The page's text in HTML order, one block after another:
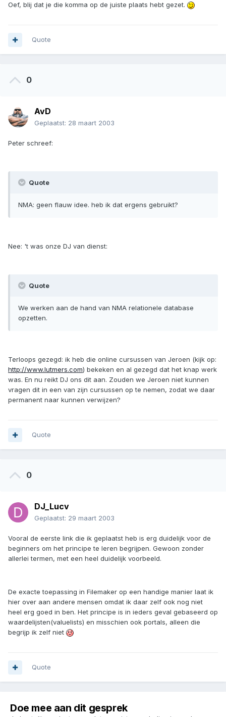
Oef, blij dat je die komma op de juiste plaats hebt gezet.
Quote
0
AvD
Geplaatst: 28 maart 2003
Peter schreef:
Quote
NMA: geen flauw idee. heb ik dat ergens gebruikt?
Nee: 't was onze DJ van dienst:
Quote
We werken aan de hand van NMA relationele database
opzetten.
Terloops gezegd: ik heb die online cursussen van Jeroen (kijk op:
http://www.lutmers.com) bekeken en al gezegd dat het knap werk
was. En nu reikt DJ ons dit aan. Zouden we Jeroen niet kunnen
vragen dit in een van zijn cursussen op te nemen, zodat we daar
permanent naar kunnen verwijzen?
Quote
0
DJ_Lucv
Geplaatst: 29 maart 2003
Vooral de eerste link die ik geplaatst heb is erg duidelijk voor de
beginners om het principe te leren begrijpen. Gewoon zonder
allerlei termen, met een heel duidelijk voorbeeld.
De exacte toepassing in Filemaker op een handige manier laat ik
hier over aan andere mensen omdat ik daar zelf ook nog niet
heel erg goed in ben. Het principe is in ieders geval gebaseerd op
waardelijsten(valuelists) en misschien ook portals, alleen die
begrijp ik zelf niet
Quote
Doe mee aan dit gesprek